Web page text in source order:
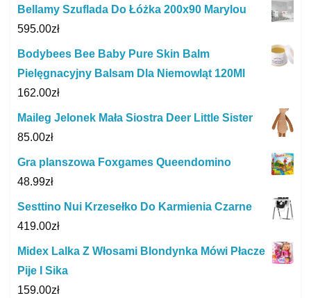
Bellamy Szuflada Do Łóżka 200x90 Marylou
595.00zł
Bodybees Bee Baby Pure Skin Balm
Pielęgnacyjny Balsam Dla Niemowląt 120Ml
162.00zł
Maileg Jelonek Mała Siostra Deer Little Sister
85.00zł
Gra planszowa Foxgames Queendomino
48.99zł
Sesttino Nui Krzesełko Do Karmienia Czarne
419.00zł
Midex Lalka Z Włosami Blondynka Mówi Płacze
Pije I Sika
159.00zł